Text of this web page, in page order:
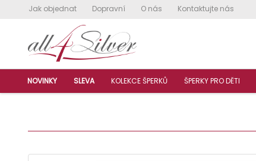
Jak objednat Dopravní O nás Kontaktujte nás
NOVINKY SLEVA KOLEKCE ŠPERKŮ ŠPERKY PRO DĚTI